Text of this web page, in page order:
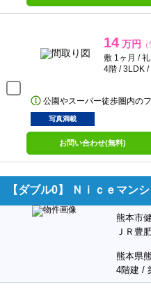
14 万円
敷 1ヶ月 / 礼
4階 / 3LDK /
公園やスーパー徒歩圏内の
写真満載
お問い合わせ(無料)
【ダブル0】 Ｎｉｃｅマン
熊本市
ＪＲ豊
熊本県
4階建 /